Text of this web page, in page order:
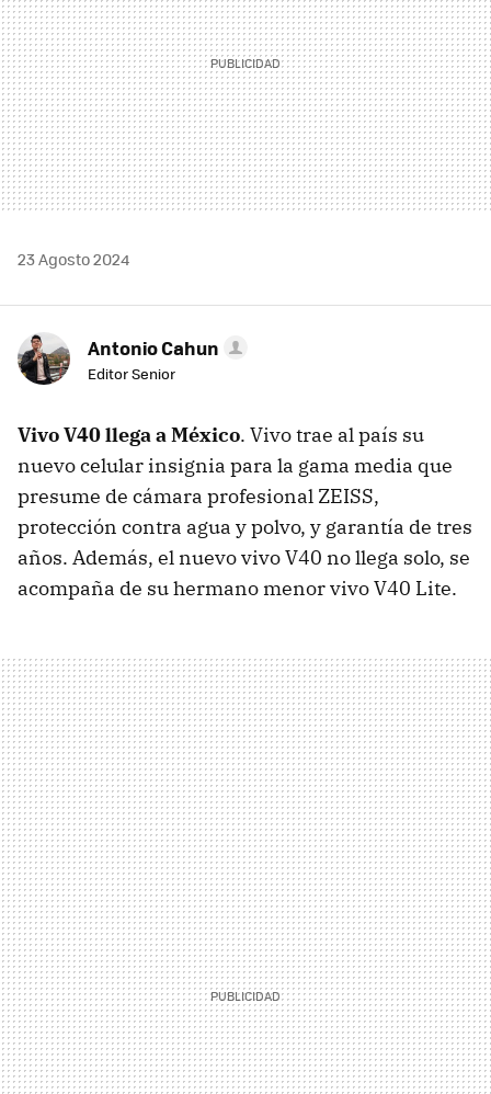
23 Agosto 2024
Antonio Cahun
Editor Senior
Vivo V40 llega a México. Vivo trae al país su
nuevo celular insignia para la gama media que
presume de cámara profesional ZEISS,
protección contra agua y polvo, y garantía de tres
años. Además, el nuevo vivo V40 no llega solo, se
acompaña de su hermano menor vivo V40 Lite.